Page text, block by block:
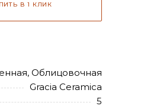
В 1 КЛИК
Облицовочная
Gracia Ceramica
5